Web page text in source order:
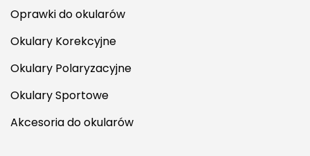
Oprawki do okularów
Okulary Korekcyjne
Okulary Polaryzacyjne
Okulary Sportowe
Akcesoria do okularów